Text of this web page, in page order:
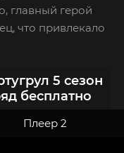
главный герой
что привлекало
5 сезон
бесплатно
Плеер 2